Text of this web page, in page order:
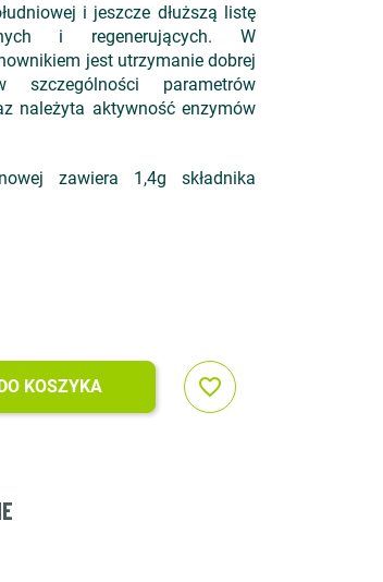
i jeszcze dłuższą listę
i regenerujących. W
jest utrzymanie dobrej
szczególności parametrów
należyta aktywność enzymów
zawiera 1,4g składnika
KOSZYKA favorite_border